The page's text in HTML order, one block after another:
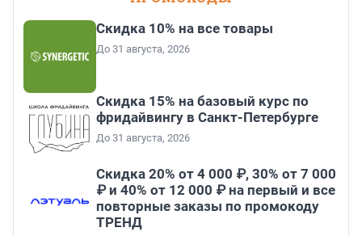
Скидка 10% на все товары
До 31 августа, 2026
Скидка 15% на базовый курс по
фридайвингу в Санкт-Петербурге
До 31 августа, 2026
Скидка 20% от 4 000 ₽, 30% от 7 000
₽ и 40% от 12 000 ₽ на первый и все
повторные заказы по промокоду
ТРЕНД